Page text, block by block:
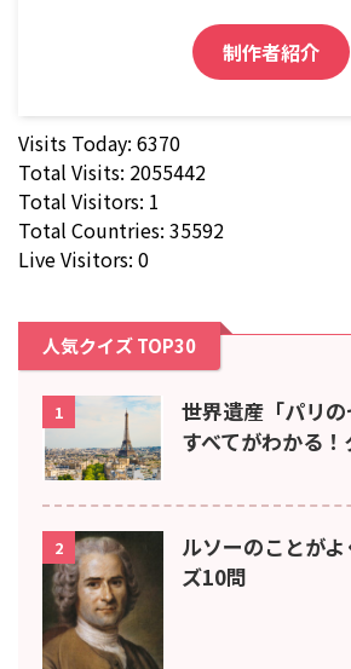
制作者紹介
Visits Today: 6370
Total Visits: 2055442
Total Visitors: 1
Total Countries: 35592
Live Visitors: 0
人気クイズ TOP30
1
世界遺産「パリ
すべてがわかる
2
ルソーのことが
ズ10問